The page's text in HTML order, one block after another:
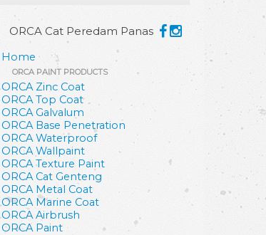
ORCA Cat Peredam Panas
Home
ORCA PAINT PRODUCTS
ORCA Zinc Coat
ORCA Top Coat
ORCA Galvalum
ORCA Base Penetration
ORCA Waterproof
ORCA Wallpaint
ORCA Texture Paint
ORCA Cat Genteng
ORCA Metal Coat
ORCA Marine Coat
ORCA Airbrush
ORCA Paint